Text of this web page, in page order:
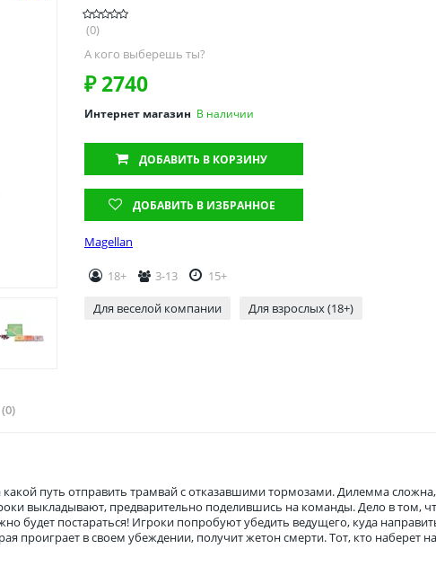
(0)
А кого выберешь ты?
₽ 2740
Интернет магазин В наличии
ДОБАВИТЬ В КОРЗИНУ
ДОБАВИТЬ В ИЗБРАННОЕ
Magellan
18+ 3-13
15+
Для веселой компании
Для взрослых (18+)
путь отправить трамвай с отказавшими тормозами. Дилемма
выкладывают, предварительно поделившись на команды. Дело в том,
будет постараться! Игроки попробуют убедить ведущего, куда
проиграет в своем убеждении, получит жетон смерти. Тот, кто наберет